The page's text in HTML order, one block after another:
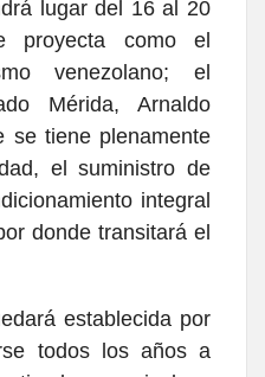
lugar del 16 al 20
proyecta como el
venezolano; el
Mérida, Arnaldo
se tiene plenamente
el suministro de
integral
donde transitará el
establecida por
todos los años a